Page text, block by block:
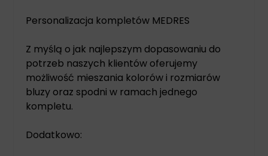
Personalizacja kompletów MEDRES
Z myślą o jak najlepszym dopasowaniu do
potrzeb naszych klientów oferujemy
możliwość mieszania kolorów i rozmiarów
bluzy oraz spodni w ramach jednego
kompletu.
Dodatkowo: